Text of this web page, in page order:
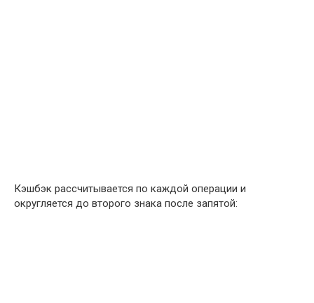
Кэшбэк рассчитывается по каждой операции и
округляется до второго знака после запятой: